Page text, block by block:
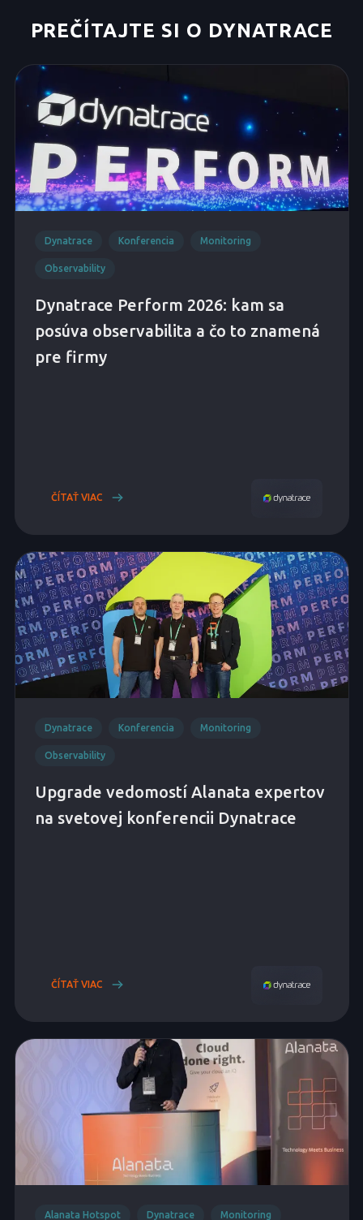
PREČÍTAJTE SI O DYNATRACE
Dynatrace Konferencia Monitoring
Observability
Dynatrace Perform 2026: kam sa
posúva observabilita a čo to znamená
pre firmy
ČÍTAŤ VIAC
Dynatrace Konferencia Monitoring
Observability
Upgrade vedomostí Alanata expertov
na svetovej konferencii Dynatrace
ČÍTAŤ VIAC
Alanata Hotspot Dynatrace Monitoring